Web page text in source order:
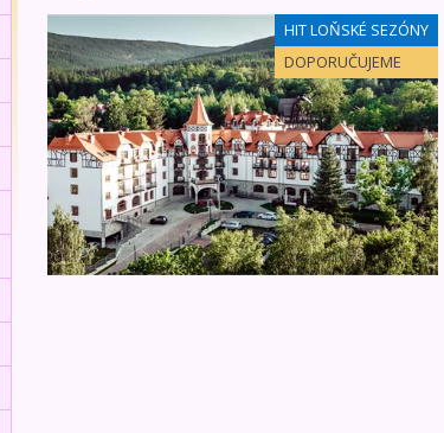
HIT LOŇSKÉ SEZÓNY
DOPORUČUJEME
Relax v Polsku s výlety do Německa - LUX